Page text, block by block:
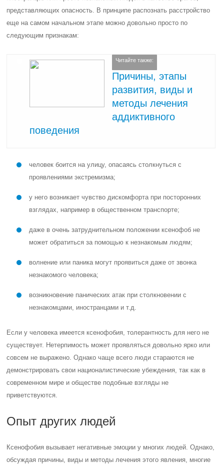
представляющих опасность. В принципе распознать расстройство
еще на самом начальном этапе можно довольно просто по
следующим признакам:
Читайте также:
Причины, этапы
развития, виды и
методы лечения
аддиктивного
поведения
человек боится на улицу, опасаясь столкнуться с
проявлениями экстремизма;
у него возникает чувство дискомфорта при посторонних
взглядах, например в общественном транспорте;
даже в очень затруднительном положении ксенофоб не
может обратиться за помощью к незнакомым людям;
волнение или паника могут проявиться даже от звонка
незнакомого человека;
возникновение панических атак при столкновении с
незнакомцами, иностранцами и т.д.
Если у человека имеется ксенофобия, толерантность для него не
существует. Нетерпимость может проявляться довольно ярко или
совсем не выражено. Однако чаще всего люди стараются не
демонстрировать свои националистические убеждения, так как в
современном мире и обществе подобные взгляды не
приветствуются.
Опыт других людей
Ксенофобия вызывает негативные эмоции у многих людей. Однако,
обсуждая причины, виды и методы лечения этого явления, многие